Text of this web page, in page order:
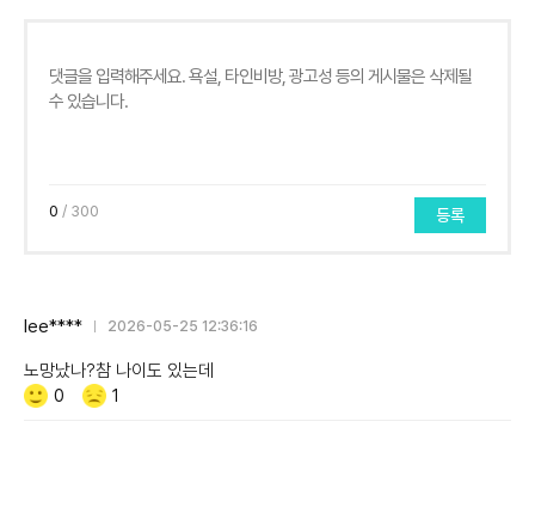
0 / 300 등록
lee**** 2026-05-25 12:36:16
노망났나?참 나이도 있는데
Like/Dislike
공
0
비
1